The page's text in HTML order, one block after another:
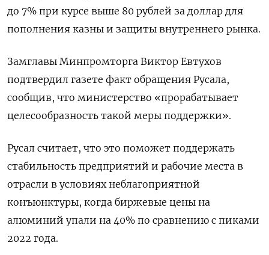
до 7% при курсе выше 80 рублей за доллар для
пополнения казны и защиты внутреннего рынка.
Замглавы Минпромторга Виктор Евтухов
подтвердил газете факт обращения Русала,
сообщив, что министерство «прорабатывает
целесообразность такой меры поддержки».
Русал считает, что это поможет поддержать
стабильность предприятий и рабочие места в
отрасли в условиях неблагоприятной
конъюнктуры, когда биржевые цены на
алюминий упали на 40% по сравнению с пиками
2022 года.